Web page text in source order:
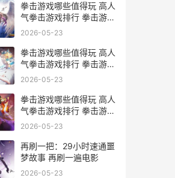
拳击游戏哪些值得玩 高人
气拳击游戏排行 拳击游戏
2021
2026-05-23
拳击游戏哪些值得玩 高人
气拳击游戏排行 拳击游戏
手游排行榜
2026-05-23
拳击游戏哪些值得玩 高人
气拳击游戏排行 拳击游戏
有哪些比较好玩
2026-05-23
再刷一把：29小时速通噩
梦故事 再刷一遍电影
2026-05-23